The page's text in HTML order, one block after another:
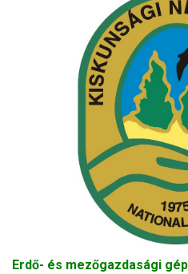
Erdő- és mezőgazdasági